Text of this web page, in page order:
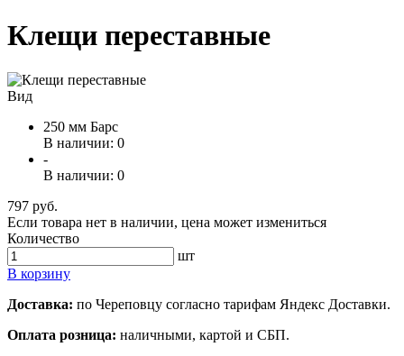
Клещи переставные
Вид
250 мм Барс
В наличии: 0
-
В наличии: 0
797 руб.
Если товара нет в наличии, цена может измениться
Количество
шт
В корзину
Доставка: по Череповцу согласно тарифам Яндекс Доставки.
Оплата розница: наличными, картой и СБП.